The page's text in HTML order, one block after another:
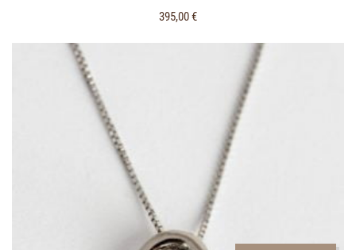
395,00€